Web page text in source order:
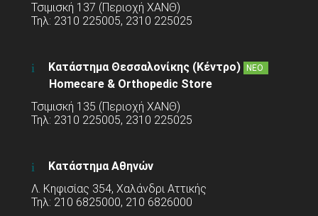
Τσιμισκή 137 (Περιοχή ΧΑΝΘ)
Τηλ: 2310 225005, 2310 225025
Κατάστημα Θεσσαλονίκης (Κέντρο) ΝΕΟ
Homecare & Orthopedic Store
Τσιμισκή 135 (Περιοχή ΧΑΝΘ)
Τηλ: 2310 225005, 2310 225025
Κατάστημα Αθηνών
Λ. Κηφισίας 354, Χαλάνδρι Αττικής
Τηλ: 210 6825000, 210 6826000